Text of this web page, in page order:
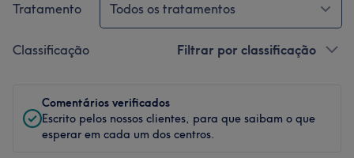
Tratamento Todos os tratamentos
Classificação Filtrar por classificação
Comentários verificados
Escrito pelos nossos clientes, para que saibam o que
esperar em cada um dos centros.